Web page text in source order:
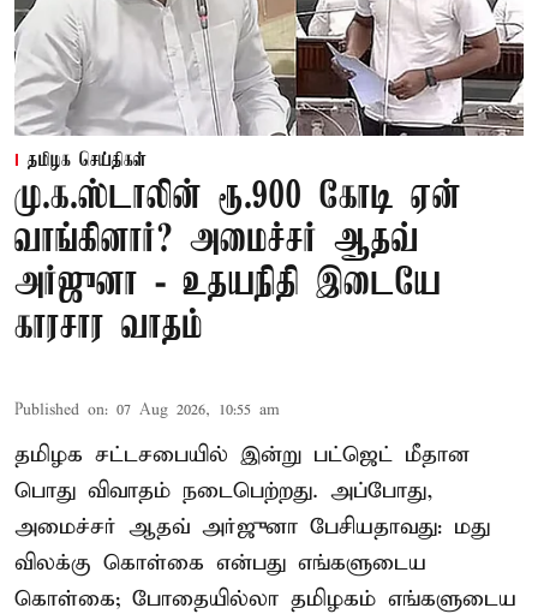
தமிழக செய்திகள்
மு.க.ஸ்டாலின் ரூ.900 கோடி ஏன்
வாங்கினார்? அமைச்சர் ஆதவ்
அர்ஜுனா - உதயநிதி இடையே
காரசார வாதம்
Published on: 07 Aug 2026, 10:55 am
தமிழக சட்டசபையில் இன்று பட்ஜெட் மீதான
பொது விவாதம் நடைபெற்றது. அப்போது,
அமைச்சர் ஆதவ் அர்ஜுனா பேசியதாவது: மது
விலக்கு கொள்கை என்பது எங்களுடைய
கொள்கை; போதையில்லா தமிழகம் எங்களுடைய